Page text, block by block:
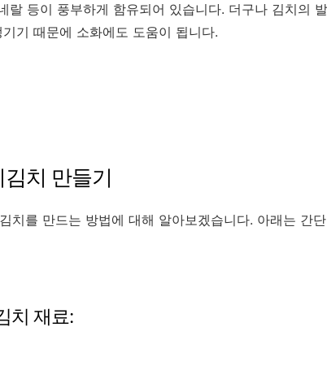
랄 등이 풍부하게 함유되어 있습니다. 더구나 김치의
기 때문에 소화에도 도움이 됩니다.
치 만들기
치를 만드는 방법에 대해 알아보겠습니다. 아래는 간
치 재료: